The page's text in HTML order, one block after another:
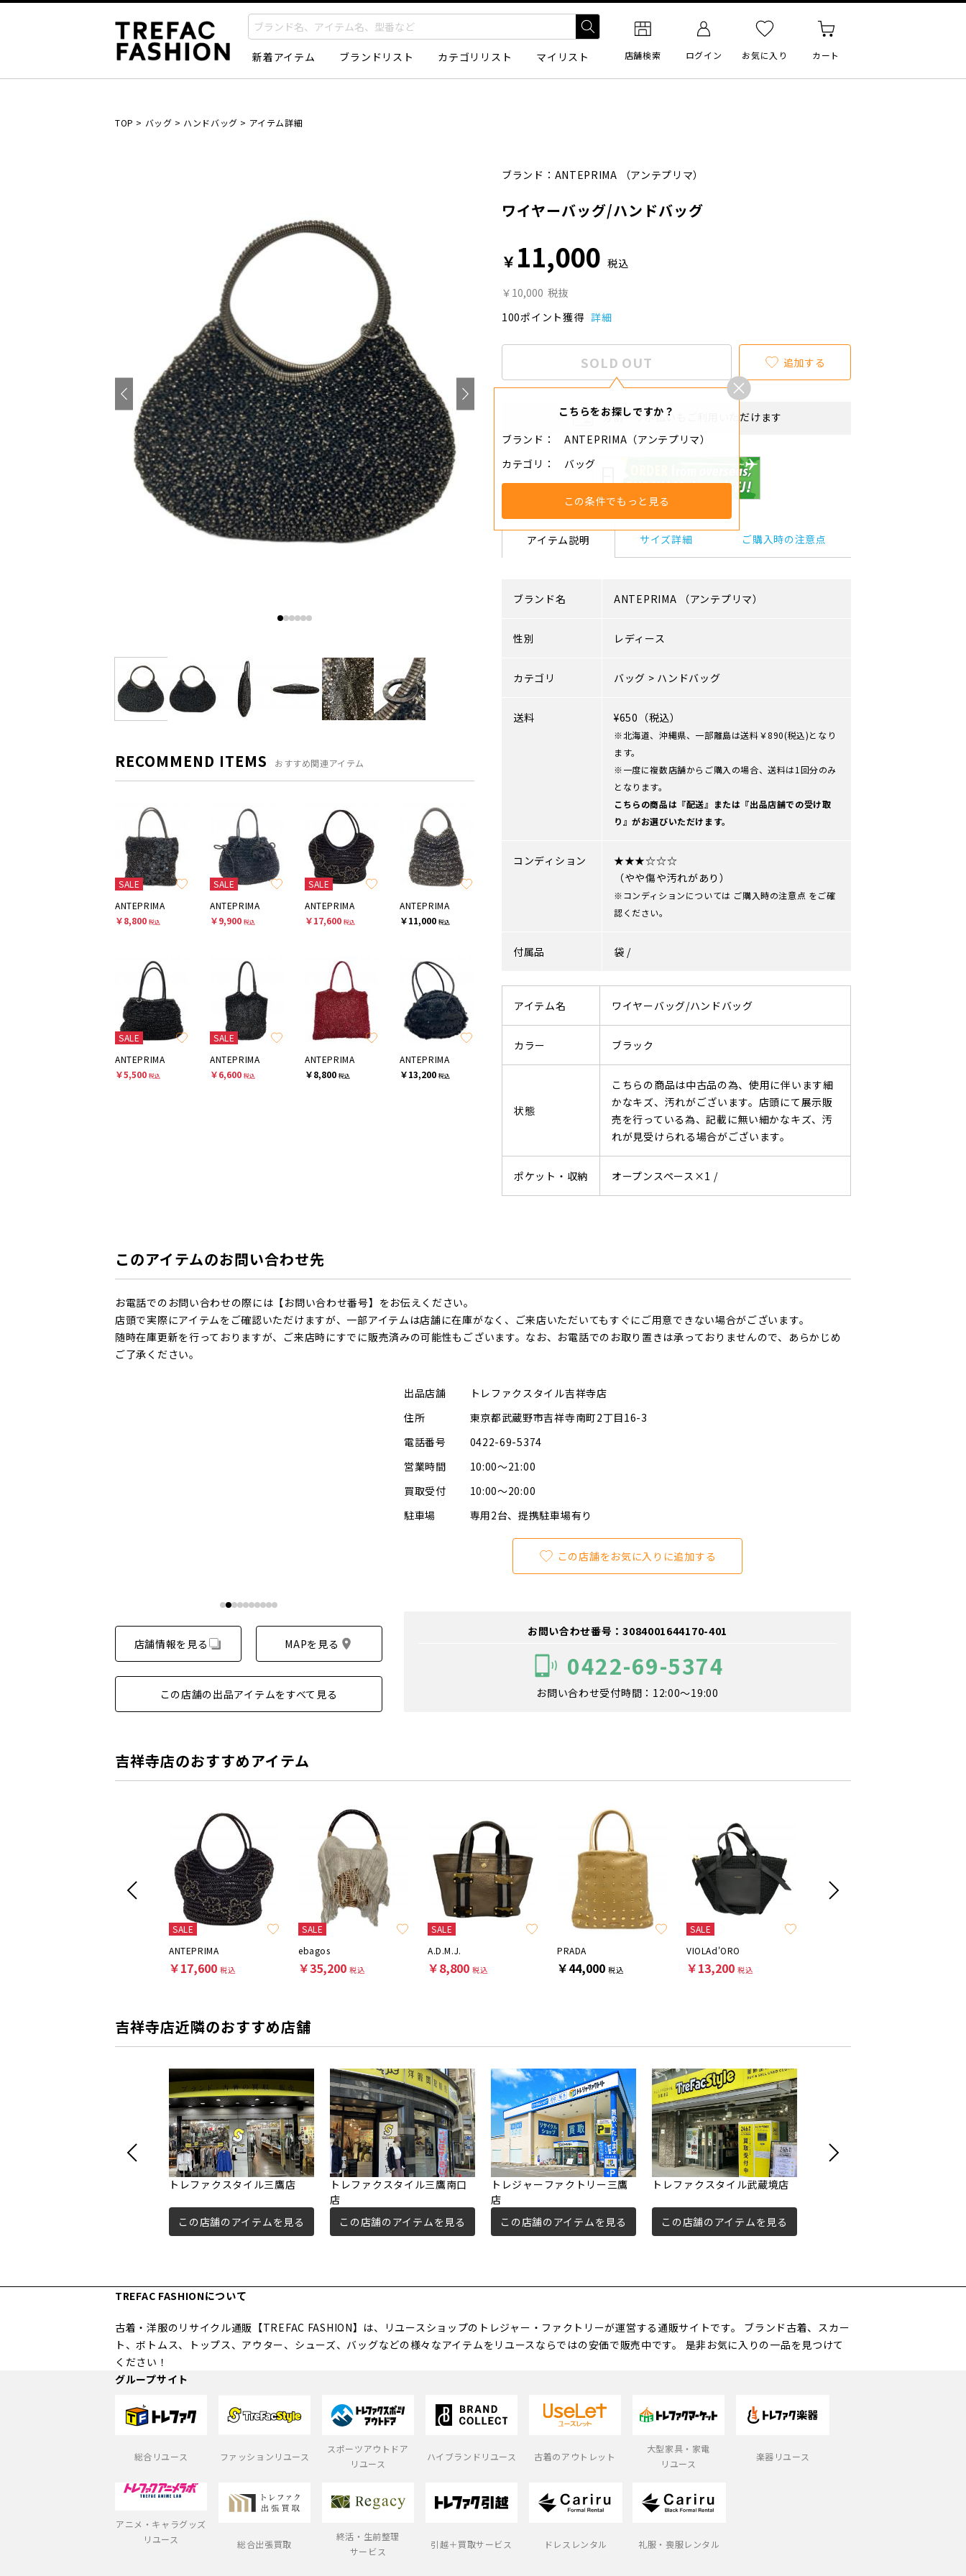
新着アイテム ブランドリスト カテゴリリスト マイリスト 店舗検索 ログイン お気に入り カート
TOP > バッグ > ハンドバッグ > アイテム詳細
RECOMMEND ITEMS おすすめ関連アイテム
SALE
ANTEPRIMA
￥8,800 税込
SALE
ANTEPRIMA
￥9,900 税込
SALE
ANTEPRIMA
￥17,600 税込
ANTEPRIMA
￥11,000 税込
SALE
ANTEPRIMA
￥5,500 税込
SALE
ANTEPRIMA
￥6,600 税込
ANTEPRIMA
￥8,800 税込
ANTEPRIMA
￥13,200 税込
ブランド： ANTEPRIMA （アンテプリマ）
ワイヤーバッグ/ハンドバッグ
￥ 11,000 税込
￥10,000 税抜
100ポイント獲得 詳細
SOLD OUT
こちらをお探しですか？
ブランド
ANTEPRIMA（アンテプリマ）
カテゴリ
バッグ
この条件でもっと見る
追加する
分割・リボ払いもご利用いただけます
アイテム説明 サイズ詳細 ご購入時の注意点
ブランド名 ANTEPRIMA （アンテプリマ）
性別 レディース
カテゴリ バッグ > ハンドバッグ
送料 ¥650（税込）
※北海道、沖縄県、一部離島は送料￥890(税込)となり
ます。
※一度に複数店舗からご購入の場合、送料は1回分のみ
となります。
こちらの商品は『配送』または『出品店舗での受け取
り』がお選びいただけます。
コンディション
★★★☆☆☆
（やや傷や汚れがあり）
※コンディションについては ご購入時の注意点 をご確
認ください。
付属品 袋 /
アイテム名 ワイヤーバッグ/ハンドバッグ
カラー ブラック
状態
こちらの商品は中古品の為、使用に伴います細
かなキズ、汚れがございます。店頭にて展示販
売を行っている為、記載に無い細かなキズ、汚
れが見受けられる場合がございます。
ポケット・収納 オープンスペース×1 /
このアイテムのお問い合わせ先
お電話でのお問い合わせの際には【お問い合わせ番号】をお伝えください。
店頭で実際にアイテムをご確認いただけますが、一部アイテムは店舗に在庫がなく、ご来店いただいてもすぐにご用意できない場合がございます。
随時在庫更新を行っておりますが、ご来店時にすでに販売済みの可能性もございます。なお、お電話でのお取り置きは承っておりませんので、あらかじめ
ご了承ください。
店舗情報を見る MAPを見る
この店舗の出品アイテムをすべて見る
出品店舗
トレファクスタイル吉祥寺店
住所
東京都武蔵野市吉祥寺南町2丁目16-3
電話番号
0422-69-5374
営業時間
10:00～21:00
買取受付
10:00～20:00
駐車場
専用2台、提携駐車場有り
この店舗をお気に入りに追加する
お問い合わせ番号：3084001644170-401
0422-69-5374
お問い合わせ受付時間：12:00～19:00
吉祥寺店のおすすめアイテム
SALE
ANTEPRIMA
￥17,600 税込
SALE
ebagos
￥35,200 税込
SALE
A.D.M.J.
￥8,800 税込
PRADA
￥44,000 税込
SALE
VIOLAd'ORO
￥13,200 税込
吉祥寺店近隣のおすすめ店舗
トレファクスタイル三鷹店
この店舗のアイテムを見る
トレファクスタイル三鷹南口
店
この店舗のアイテムを見る
トレジャーファクトリー三鷹
店
この店舗のアイテムを見る
トレファクスタイル武蔵境店
この店舗のアイテムを見る
TREFAC FASHIONについて
古着・洋服のリサイクル通販【TREFAC FASHION】は、リユースショップのトレジャー・ファクトリーが運営する通販サイトです。 ブランド古着、スカー
ト、ボトムス、トップス、アウター、シューズ、バッグなどの様々なアイテムをリユースならではの安価で販売中です。 是非お気に入りの一品を見つけて
ください！
グループサイト
総合リユース ファッションリユース
スポーツアウトドア
リユース
ハイブランドリユース 古着のアウトレット
大型家具・家電
リユース
楽器リユース
アニメ・キャラグッズ
リユース
総合出張買取
終活・生前整理
サービス
引越＋買取サービス ドレスレンタル 礼服・喪服レンタル